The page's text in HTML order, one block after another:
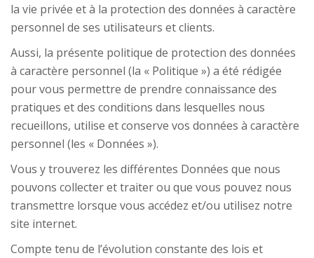
la vie privée et à la protection des données à caractère
personnel de ses utilisateurs et clients.
Aussi, la présente politique de protection des données
à caractère personnel (la « Politique ») a été rédigée
pour vous permettre de prendre connaissance des
pratiques et des conditions dans lesquelles nous
recueillons, utilise et conserve vos données à caractère
personnel (les « Données »).
Vous y trouverez les différentes Données que nous
pouvons collecter et traiter ou que vous pouvez nous
transmettre lorsque vous accédez et/ou utilisez notre
site internet.
Compte tenu de l’évolution constante des lois et